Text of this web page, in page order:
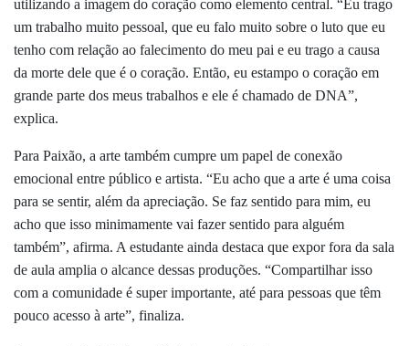
utilizando a imagem do coração como elemento central. “Eu trago
um trabalho muito pessoal, que eu falo muito sobre o luto que eu
tenho com relação ao falecimento do meu pai e eu trago a causa
da morte dele que é o coração. Então, eu estampo o coração em
grande parte dos meus trabalhos e ele é chamado de DNA”,
explica.
Para Paixão, a arte também cumpre um papel de conexão
emocional entre público e artista. “Eu acho que a arte é uma coisa
para se sentir, além da apreciação. Se faz sentido para mim, eu
acho que isso minimamente vai fazer sentido para alguém
também”, afirma. A estudante ainda destaca que expor fora da sala
de aula amplia o alcance dessas produções. “Compartilhar isso
com a comunidade é super importante, até para pessoas que têm
pouco acesso à arte”, finaliza.